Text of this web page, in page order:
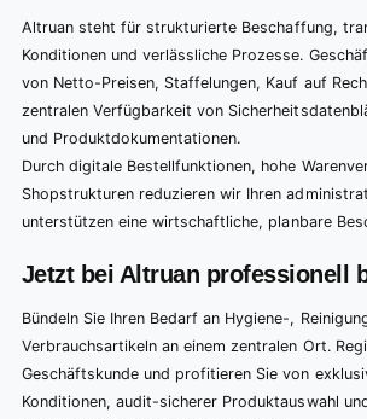
Altruan steht für strukturierte Beschaffung,
Konditionen und verlässliche Prozesse.
von Netto-Preisen, Staffelungen, Kauf auf
zentralen Verfügbarkeit von
und Produktdokumentationen.
Durch digitale Bestellfunktionen, hohe
Shopstrukturen reduzieren wir Ihren
unterstützen eine wirtschaftliche, planbare
Jetzt bei Altruan professionell
Bündeln Sie Ihren Bedarf an Hygiene-,
Verbrauchsartikeln an einem zentralen Ort.
Geschäftskunde und profitieren Sie von
Konditionen, audit-sicherer Produktauswahl